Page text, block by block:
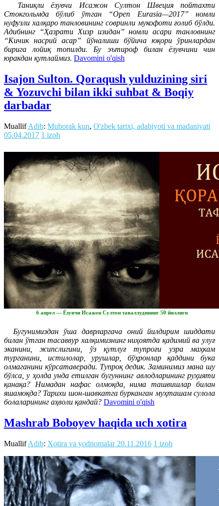
Таниқли ёзувчи Исажон Султон Швеция пойтахти
Стокгольмда бўлиб ўтган “Open Eurasia—2017” номли
нуфузли халқаро танловининг совринли мукофоти ғолиб бўлди.
Адибнинг “Ҳазрати Хизр изидан” номли асари танловнинг
“Кичик насрий асар” йўналиши бўйича юқори ўринлардан
бирига лойиқ топилди. Бу эътироф билан ёзувчини чин
юракдан қутлаймиз. Davomini o'qish
Isajon Sulton. Qoraqush yulduzining siri
& Yozuvchi bilan ikki suhbat & Boqiy
darbadar
MuallifAdib: Muborak kun, O'zbek tarixi, adabiyoti va madaniyati
05.04.2017 1 izoh
6 апрел — Ёзувчи Исажон Султон таваллудининг 50 йиллиги
Бугунимиздан ўша даврларгача оний йилдирим шиддати
билан ўтган тасаввур халқимизнинг ниҳоятда қадимий ва улуғ
эканини, жипслигини, ўз қутлуғ тупроғи узра маҳкам
турганини, истилолар, урушлар, бўҳронлар қаддини бука
олмаганини кўрсатаверади. Тупроқ дедик. Заминимиз мана шу
бўлса, у ҳолда унда етилган бугуннинг авлодларининг руҳияти
қанақа? Нимадан нафас олмоқда, нима ташвишлар билан
яшамоқда? Тарихи шон-шавкатга бурканган муҳташам сулола
болаларининг аҳволи қандай? Davomini o'qish
Mashrab Boboyev haqida uch xotira
MuallifAdib: Xotira va yodnomalar 20.11.2016 1 izoh